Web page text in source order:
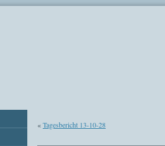
«Tagesbericht 13-10-28